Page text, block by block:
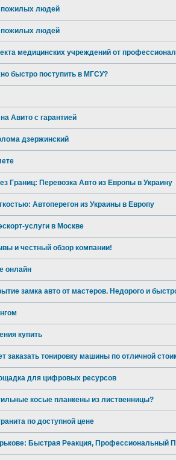
пожилых людей
пожилых людей
медицинских учреждений от
быстро поступить в МГСУ?
Авито с гарантией
дзержинский
Границ: Перевозка Авто из Европы в Украину
Автоперегон из Украины в Европу
услуги в Москве
и честный обзор компании!
онлайн
замка авто от мастеров. Недорого и
купить
заказать тонировку машины по отличной
для цифровых ресурсов
косые планкены из лиственницы?
по доступной цене
Быстрая Реакция, Профессиональный